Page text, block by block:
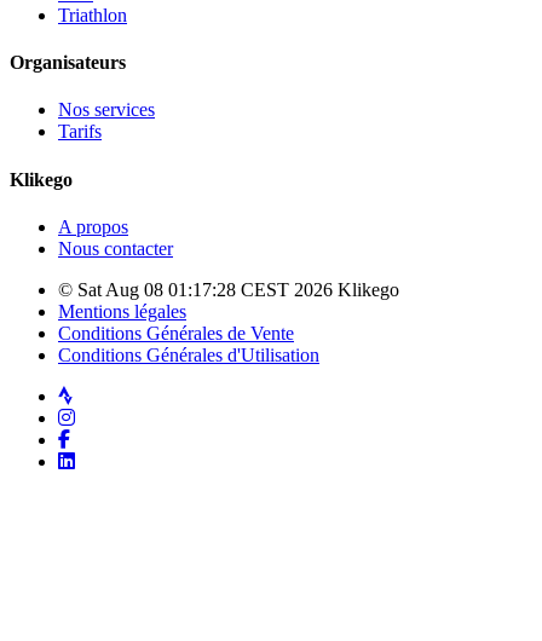
Triathlon
Organisateurs
Nos services
Tarifs
Klikego
A propos
Nous contacter
© Sat Aug 08 01:17:28 CEST 2026 Klikego
Mentions légales
Conditions Générales de Vente
Conditions Générales d'Utilisation
Strava
Instagram
Facebook
LinkedIn